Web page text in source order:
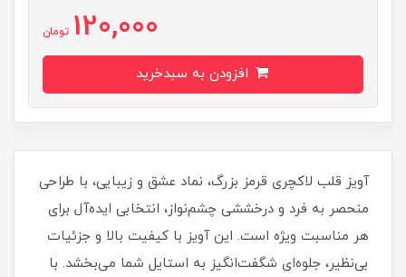
120,000 تومان
آویز قلب لاکچری قرمز بزرگ، نماد عشق و زیبایی، با طراحی
منحصر به فرد و درخششی چشم‌نواز، انتخابی ایده‌آل برای
هر مناسبت ویژه است. این آویز با کیفیت بالا و جزئیات
بی‌نظیر، جلوه‌ای شگفت‌انگیز به استایل شما می‌بخشد. با